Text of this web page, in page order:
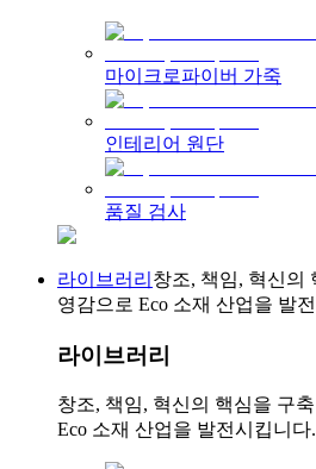
마이크로파이버 가죽
인테리어 원단
품질 검사
라이브러리 창조, 책임, 혁신
영감으로 Eco 소재 산업을 발
라이브러리
창조, 책임, 혁신의 핵심을 구
Eco 소재 산업을 발전시킵니다.